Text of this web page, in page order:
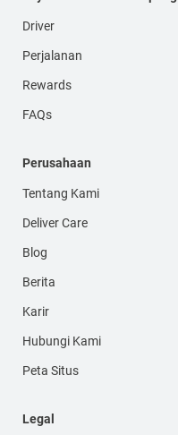
Driver
Perjalanan
Rewards
FAQs
Perusahaan
Tentang Kami
Deliver Care
Blog
Berita
Karir
Hubungi Kami
Peta Situs
Legal